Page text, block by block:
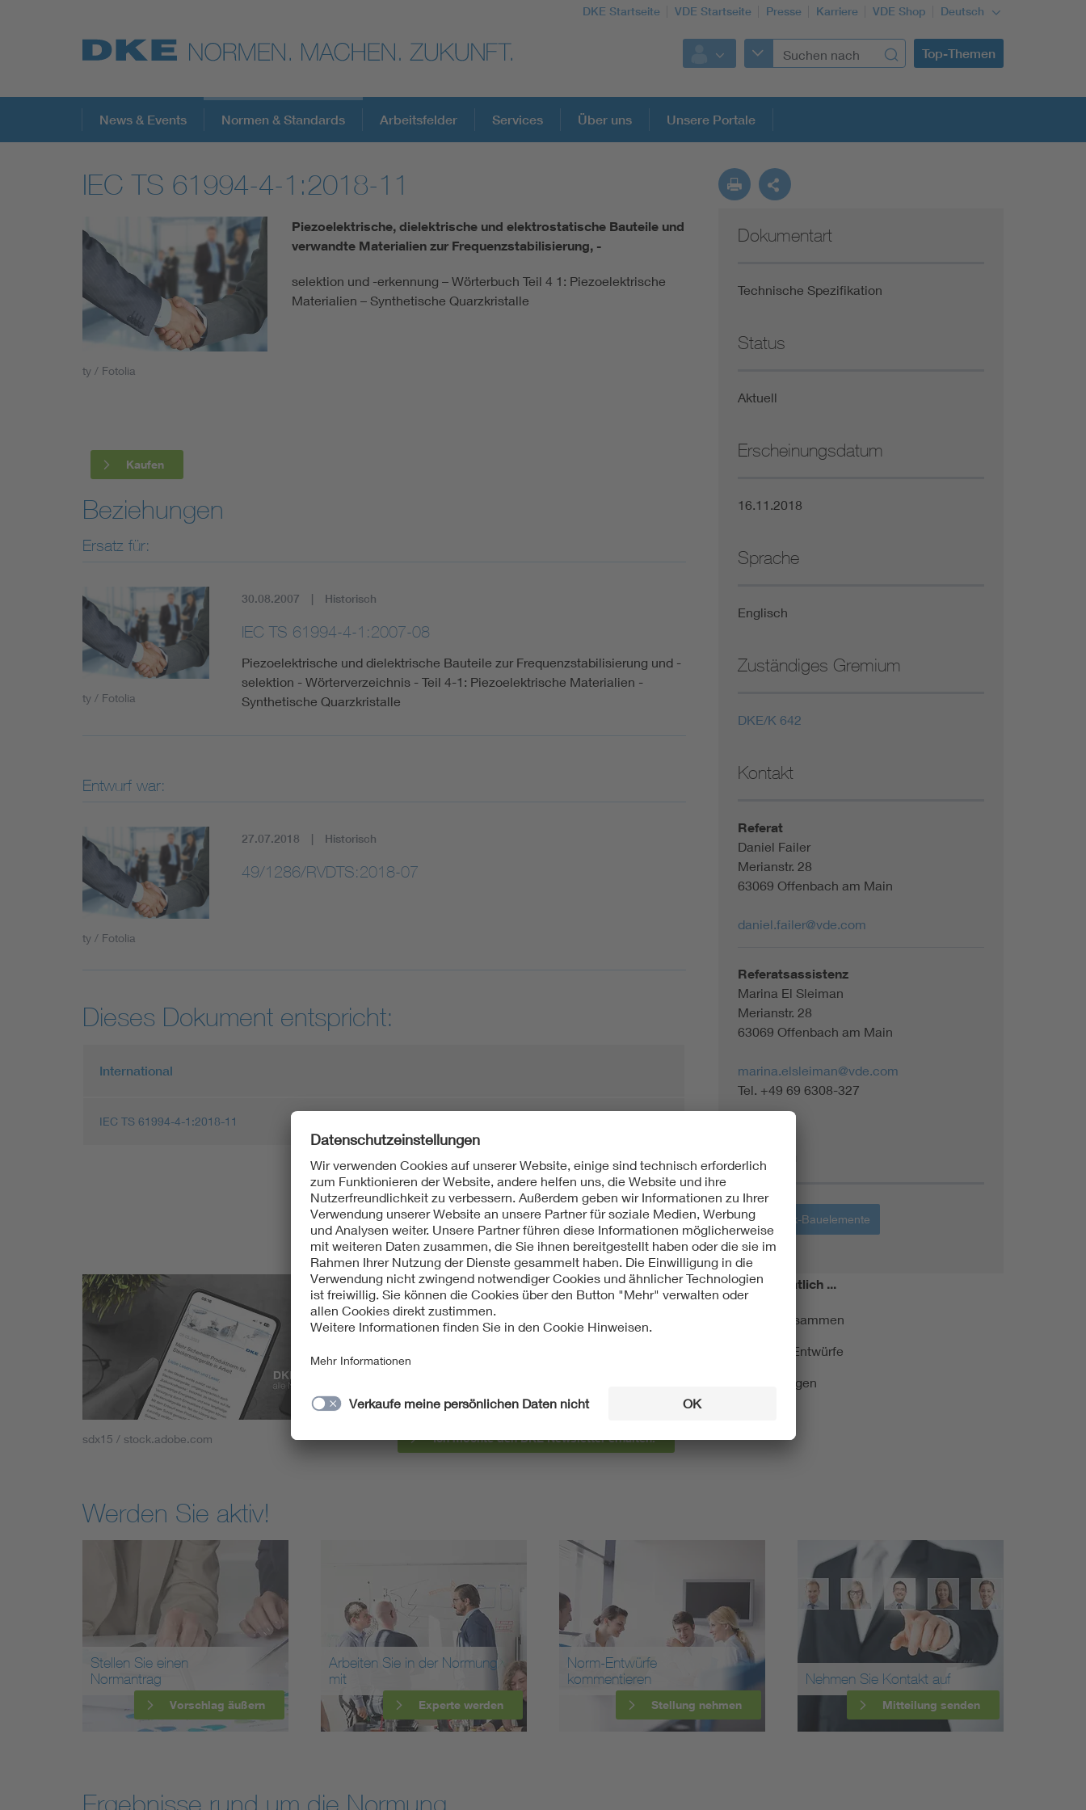
DKE Startseite VDE Startseite Presse Karriere VDE Shop Deutsch
Top-Themen
Top-Themen
VDE Fokusthemen
Energy
Health
Industry
Mobility
Smart Cities
DKE Fachinformationen im Kontext der Normung
Circular Economy für mehr Ressourceneffizienz
Funktionale Sicherheit schützt den Menschen
Gleichstromanwendungen im Wachstum
News & Events Normen & Standards Arbeitsfelder Services Über uns Unsere Portale
IEC TS 61994-4-1:2018-11
ty / Fotolia
Piezoelektrische, dielektrische und elektrostatische Bauteile und
verwandte Materialien zur Frequenzstabilisierung, -
selektion und -erkennung – Wörterbuch Teil 4 1: Piezoelektrische
Materialien – Synthetische Quarzkristalle
Kaufen
Beziehungen
Ersatz für:
ty / Fotolia
30.08.2007 Historisch
IEC TS 61994-4-1:2007-08
Piezoelektrische und dielektrische Bauteile zur Frequenzstabilisierung und -
selektion - Wörterverzeichnis - Teil 4-1: Piezoelektrische Materialien -
Synthetische Quarzkristalle
Entwurf war:
ty / Fotolia
27.07.2018 Historisch
49/1286/RVDTS:2018-07
Dieses Dokument entspricht:
International
IEC TS 61994-4-1:2018-11
Dokumentart
Technische Spezifikation
Status
Aktuell
Erscheinungsdatum
16.11.2018
Sprache
Englisch
Zuständiges Gremium
DKE/K 642
Kontakt
Referat
Daniel Failer
Merianstr. 28
63069 Offenbach am Main
daniel.failer@vde.com
Referatsassistenz
Marina El Sleiman
Merianstr. 28
63069 Offenbach am Main
marina.elsleiman@vde.com
Tel. +49 69 6308-327
Elektronik-Bauelemente
sdx15 / stock.adobe.com
Mit unserem DKE Newsletter sind Sie immer top informiert! Monatlich ...
fassen wir die wichtigsten Entwicklungen in der Normung kurz zusammen
berichten wir über aktuelle Arbeitsergebnisse, Publikationen und Entwürfe
informieren wir Sie bereits frühzeitig über zukünftige Veranstaltungen
Ich möchte den DKE Newsletter erhalten!
Werden Sie aktiv!
Stellen Sie einen
Normantrag
Vorschlag äußern
Arbeiten Sie in der Normung
mit
Experte werden
Norm-Entwürfe
kommentieren
Stellung nehmen
Nehmen Sie Kontakt auf
Mitteilung senden
Ergebnisse rund um die Normung